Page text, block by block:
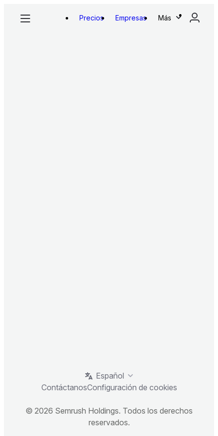
Precios Empresas Más
Español
ContáctanosConfiguración de cookies
© 2026 Semrush Holdings. Todos los derechos
reservados.